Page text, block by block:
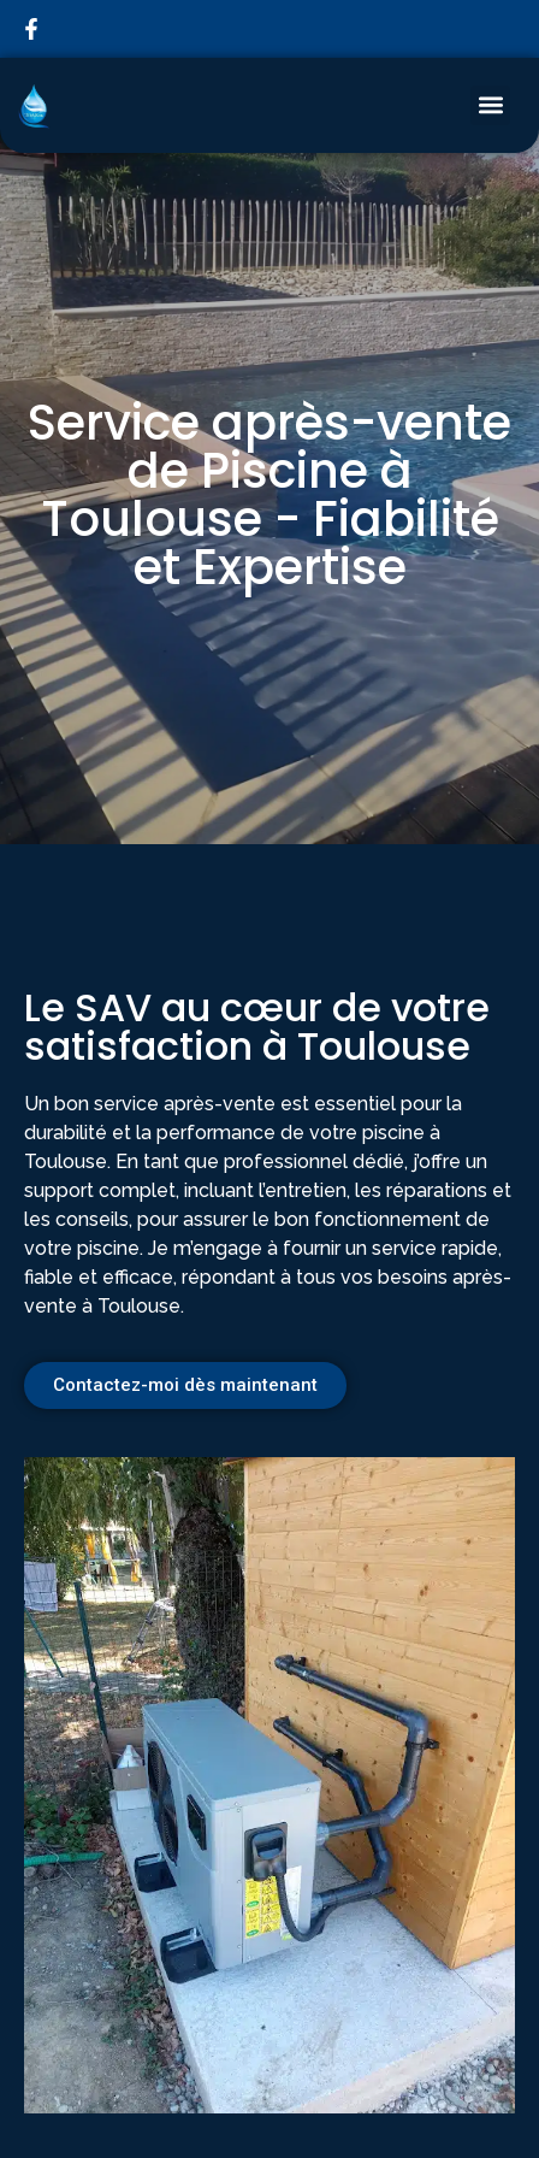
Service après-vente
de Piscine à
Toulouse - Fiabilité
et Expertise
Le SAV au cœur de votre
satisfaction à Toulouse
Un bon service après-vente est essentiel pour la
durabilité et la performance de votre piscine à
Toulouse. En tant que professionnel dédié, j’offre un
support complet, incluant l’entretien, les réparations et
les conseils, pour assurer le bon fonctionnement de
votre piscine. Je m’engage à fournir un service rapide,
fiable et efficace, répondant à tous vos besoins après-
vente à Toulouse.
Contactez-moi dès maintenant